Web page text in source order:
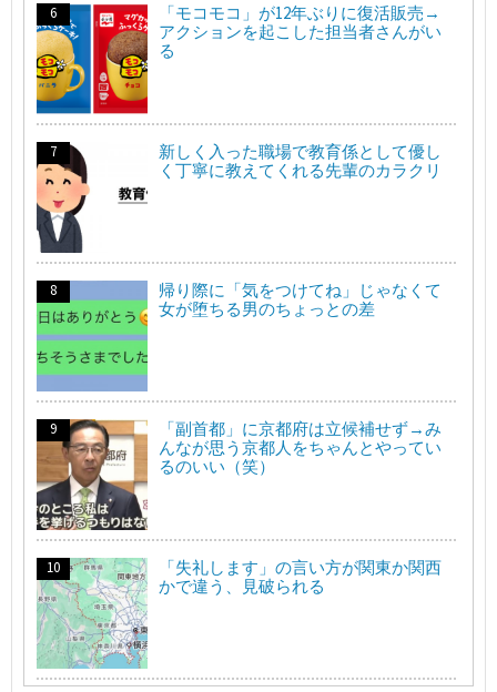
「モコモコ」が12年ぶりに復活販売→
アクションを起こした担当者さんがい
る
新しく入った職場で教育係として優し
く丁寧に教えてくれる先輩のカラクリ
帰り際に「気をつけてね」じゃなくて
女が堕ちる男のちょっとの差
「副首都」に京都府は立候補せず→み
んなが思う京都人をちゃんとやってい
るのいい（笑）
「失礼します」の言い方が関東か関西
かで違う、見破られる